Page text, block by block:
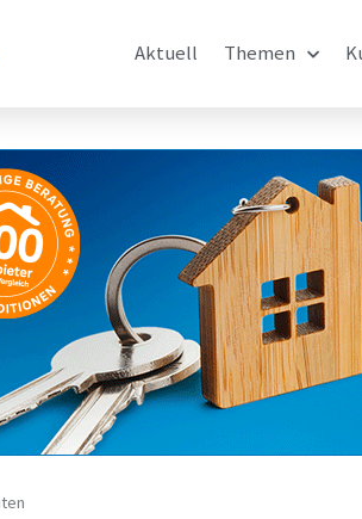
Aktuell Themen